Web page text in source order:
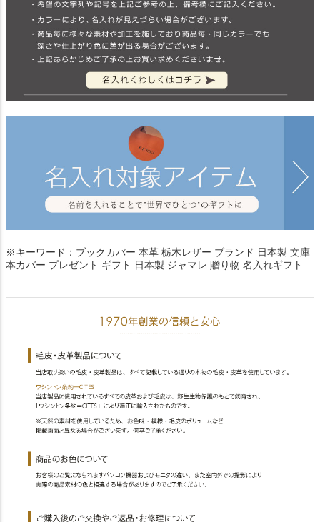
※キーワード：ブックカバー 本革 栃木レザー ブランド 日本製 文庫
本カバー プレゼント ギフト 日本製 ジャマレ 贈り物 名入れギフト